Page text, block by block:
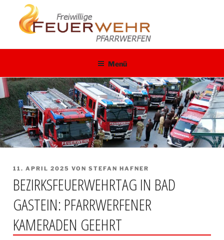
springen
Menü
VERÖFFENTLICHT
11. APRIL 2025 VON STEFAN HAFNER
BEZIRKSFEUERWEHRTAG IN BAD
GASTEIN: PFARRWERFENER
KAMERADEN GEEHRT